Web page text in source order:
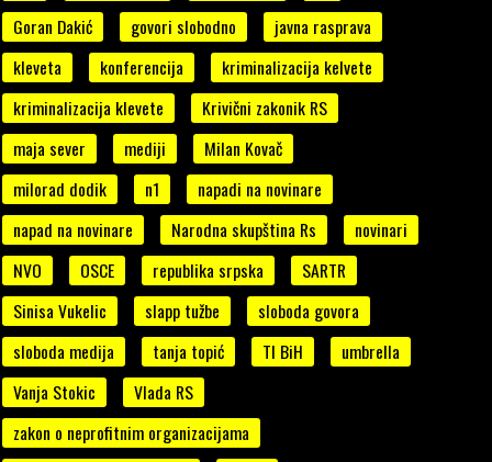
Goran Dakić
govori slobodno
javna rasprava
kleveta
konferencija
kriminalizacija kelvete
kriminalizacija klevete
Krivični zakonik RS
maja sever
mediji
Milan Kovač
milorad dodik
n1
napadi na novinare
napad na novinare
Narodna skupština Rs
novinari
NVO
OSCE republika srpska
SARTR
Sinisa Vukelic
slapp tužbe
sloboda govora
sloboda medija
tanja topić TI BiH
umbrella
Vanja Stokic
Vlada RS
zakon o neprofitnim organizacijama